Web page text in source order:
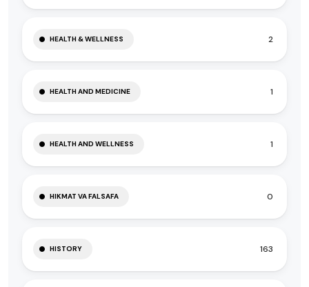
HEALTH & WELLNESS 2
HEALTH AND MEDICINE 1
HEALTH AND WELLNESS 1
HIKMAT VA FALSAFA 0
HISTORY 163